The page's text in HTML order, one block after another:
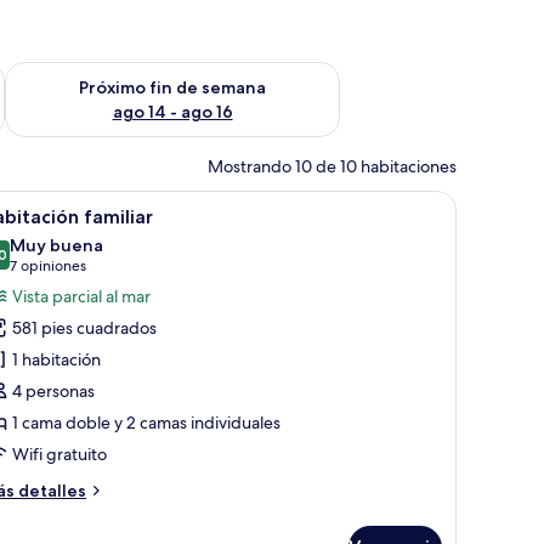
semana ago 7 - ago 9
Próximo fin de semana
ago 14 - ago 16
Consulta la disponibilidad para el próximo fin de semana ago
Mostrando 10 de 10 habitaciones
una ventana con cortinas.
sillones, un escritorio, un televisor de pantalla plana y un ventanal con
Habitación de hotel con dos camas, un
4 familiar
de 10
Muy buena
7 opiniones
(7
opiniones)
Vista parcial al mar
581 pies cuadrados
1 habitación
4 personas
1 cama doble y 2 camas individuales
Wifi gratuito
detalles